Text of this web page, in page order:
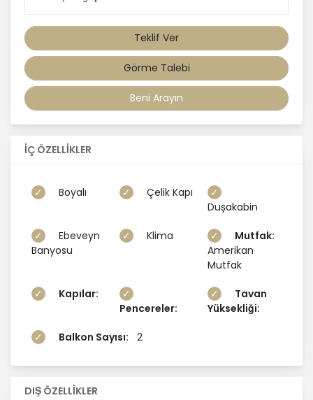
Teklif Ver
Görme Talebi
Beni Arayın
İÇ ÖZELLİKLER
Boyalı
Çelik Kapı
Duşakabin
Ebeveyn
Banyosu
Klima
Mutfak:
Amerikan
Mutfak
Kapılar:
Pencereler:
Tavan
Yüksekliği:
Balkon Sayısı: 2
DIŞ ÖZELLİKLER